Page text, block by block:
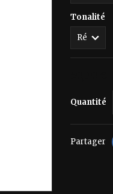
Tonalité
Quantité
Partager